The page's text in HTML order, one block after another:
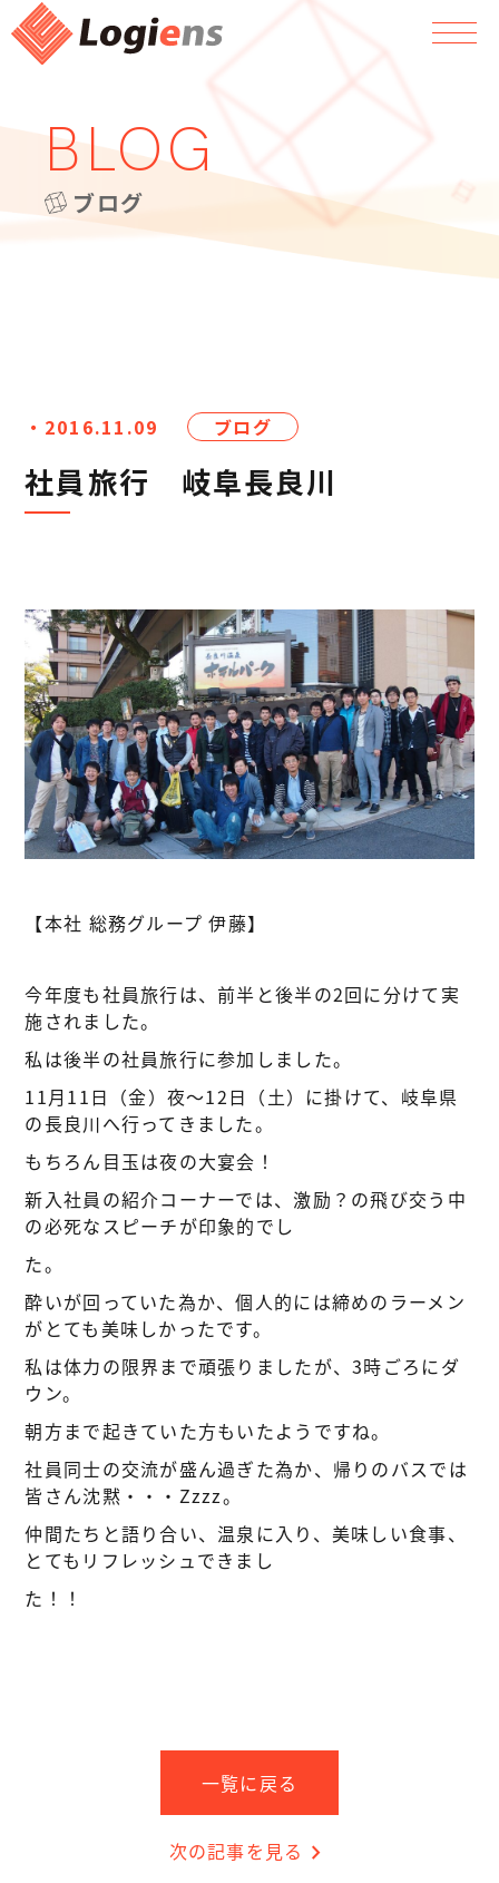
BLOG
ブログ
・2016.11.09 ブログ
社員旅行 岐阜長良川
【本社 総務グループ 伊藤】
今年度も社員旅行は、前半と後半の2回に分けて実
施されました。
私は後半の社員旅行に参加しました。
11月11日（金）夜～12日（土）に掛けて、岐阜県
の長良川へ行ってきました。
もちろん目玉は夜の大宴会！
新入社員の紹介コーナーでは、激励？の飛び交う中
の必死なスピーチが印象的でし
た。
酔いが回っていた為か、個人的には締めのラーメン
がとても美味しかったです。
私は体力の限界まで頑張りましたが、3時ごろにダ
ウン。
朝方まで起きていた方もいたようですね。
社員同士の交流が盛ん過ぎた為か、帰りのバスでは
皆さん沈黙・・・Zzzz。
仲間たちと語り合い、温泉に入り、美味しい食事、
とてもリフレッシュできまし
た！！
一覧に戻る
次の記事を見る chevron_right